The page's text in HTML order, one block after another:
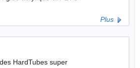
Plus
HardTubes super